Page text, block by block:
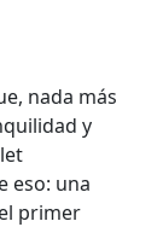
nada más
y
eso: una
primer